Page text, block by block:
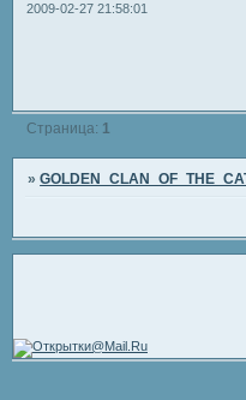
2009-02-27 21:58:01
Страница: 1
»